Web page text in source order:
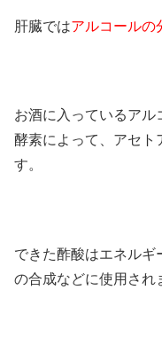
肝臓ではアルコールの
お酒に入っているアル
酵素によって、アセト
す。
できた酢酸はエネルギ
の合成などに使用され